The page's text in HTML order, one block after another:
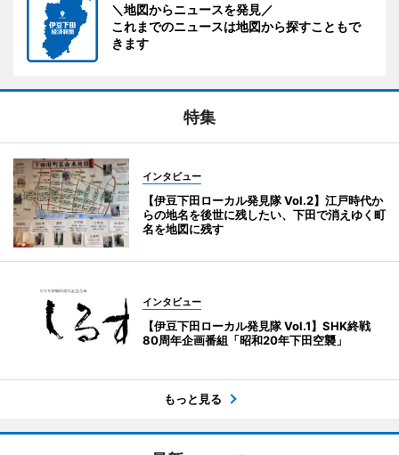
＼地図からニュースを発見／
これまでのニュースは地図から探すこともで
きます
特集
インタビュー
【伊豆下田ローカル発見隊 Vol.2】江戸時代か
らの地名を後世に残したい、下田で消えゆく町
名を地図に残す
インタビュー
【伊豆下田ローカル発見隊 Vol.1】SHK終戦
80周年企画番組「昭和20年下田空襲」
もっと見る